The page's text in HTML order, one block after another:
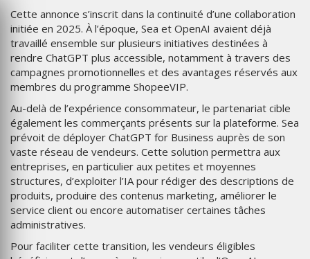
Cette annonce s’inscrit dans la continuité d’une collaboration
initiée en 2025. À l’époque, Sea et OpenAI avaient déjà
travaillé ensemble sur plusieurs initiatives destinées à
rendre ChatGPT plus accessible, notamment à travers des
campagnes promotionnelles et des avantages réservés aux
membres du programme ShopeeVIP.
Au-delà de l’expérience consommateur, le partenariat cible
également les commerçants présents sur la plateforme. Sea
prévoit de déployer ChatGPT for Business auprès de son
vaste réseau de vendeurs. Cette solution permettra aux
entreprises, en particulier aux petites et moyennes
structures, d’exploiter l’IA pour rédiger des descriptions de
produits, produire des contenus marketing, améliorer le
service client ou encore automatiser certaines tâches
administratives.
Pour faciliter cette transition, les vendeurs éligibles